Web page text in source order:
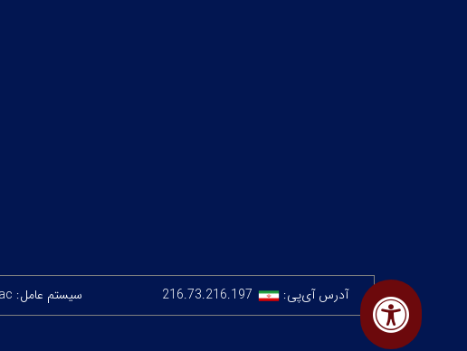
آدرس آی‌پی: 216.73.216.197 سیستم عامل: Mac